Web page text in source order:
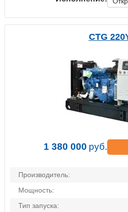
CTG
1 380 000 руб.
Производитель:
Мощность:
Тип запуска: